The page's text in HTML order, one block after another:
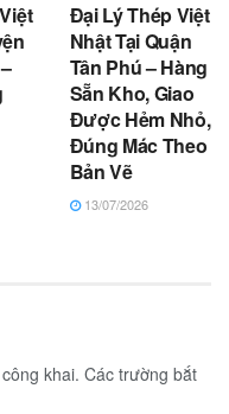
Đại Lý Thép Việt
Nhật Tại Quận
Tân Phú – Hàng
Sẵn Kho, Giao
Được Hẻm Nhỏ,
Đúng Mác Theo
Bản Vẽ
13/07/2026
khai. Các trường bắt